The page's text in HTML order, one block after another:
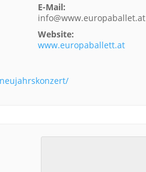
E-Mail:
info@www.europaballet.at
Website:
www.europaballett.at